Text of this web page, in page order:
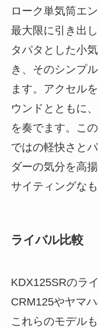
ローク単気筒エ
最大限に引き出
タパタとした小
き、そのシンプ
ます。アクセル
ウンドとともに
を奏でます。こ
ではの軽快さと
ダーの気分を高
サイティングな
ライバル比較
KDX125SRのラ
CRM125やヤマ
これらのモデル